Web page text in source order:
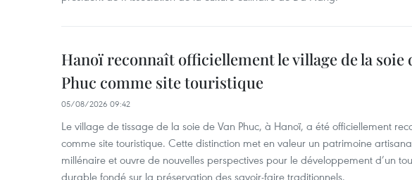
Hanoï reconnaît officiellement le village de la soie
Phuc comme site touristique
05/08/2026 09:42
Le village de tissage de la soie de Van Phuc, à Hanoï, a été officiellement
comme site touristique. Cette distinction met en valeur un patrimoine
millénaire et ouvre de nouvelles perspectives pour le développement d’un
durable fondé sur la préservation des savoir-faire traditionnels.